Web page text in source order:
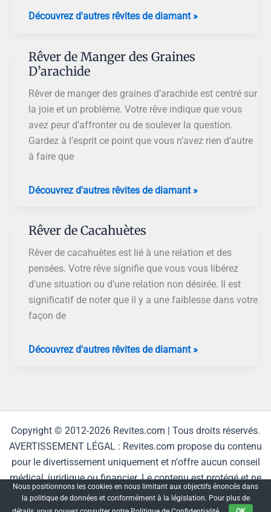
Rêver
des
Cacahuètes
Découvrez d'autres rêvites de diamant »
Rêver de Manger des Graines
D’arachide
Rêver de manger des graines d’arachide est centré sur
la joie et un problème. Votre rêve indique que vous
avez peur d’affronter ou de soulever la question.
Gardez à l’esprit ce point que vous n’avez rien d’autre
à faire que
Rêver
des
Graines
D’arachide
Découvrez d'autres rêvites de diamant »
Rêver de Cacahuètes
Rêver de cacahuètes est lié à une relation et des
pensées. Votre rêve signifie que vous vous libérez
d’une situation ou d’une relation non désirée. Il est
significatif de noter que il y a une faiblesse dans votre
façon de
Rêver
Découvrez d'autres rêvites de diamant »
Copyright © 2012-2026 Revites.com | Tous droits réservés.
AVERTISSEMENT LÉGAL : Revites.com propose du contenu
pour le divertissement uniquement et n'offre aucun conseil
médical, juridique ou financier. Le contenu est protégé et ne
peut être reproduit sans autorisation.
Nous positionnons les cookies en nous limitant aux objectifs énoncés dans
la politique de données et conformément à la législation. Pour plus de